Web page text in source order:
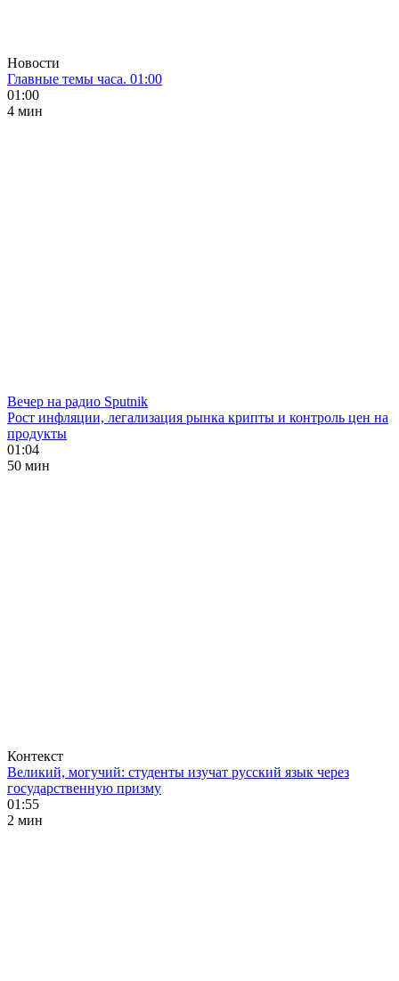
Новости
Главные темы часа. 01:00
01:00
4 мин
Вечер на радио Sputnik
Рост инфляции, легализация рынка крипты и контроль цен на
продукты
01:04
50 мин
Контекст
Великий, могучий: студенты изучат русский язык через
государственную призму
01:55
2 мин